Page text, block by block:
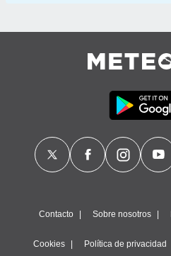
Contacto Sobre nosotros
Cookies Política de privacidad